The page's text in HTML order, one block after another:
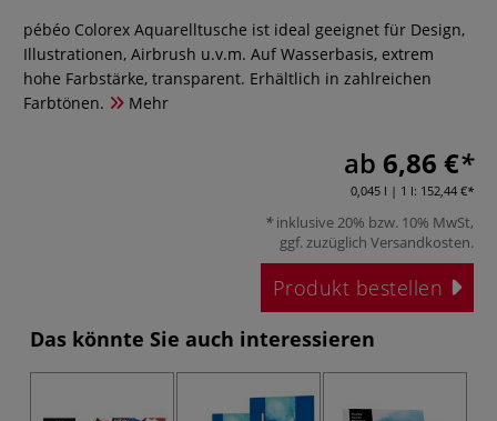
pébéo Colorex Aquarelltusche ist ideal geeignet für Design,
Illustrationen, Airbrush u.v.m. Auf Wasserbasis, extrem
hohe Farbstärke, transparent. Erhältlich in zahlreichen
Farbtönen.
Mehr
ab 6,86 €
0,045 l | 1 l: 152,44 €
inklusive 20% bzw. 10% MwSt,
ggf. zuzüglich Versandkosten.
Produkt bestellen
Das könnte Sie auch interessieren